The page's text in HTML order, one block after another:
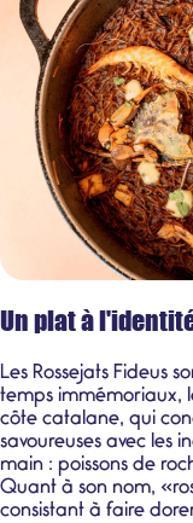
Un plat à
Les Rossejats Fideus
temps immémoriaux,
côte catalane, qui
savoureuses avec les
main : poissons de
Quant à son nom,
consistant à faire